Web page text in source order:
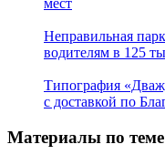
мест
Неправильная
водителям в 125
Типография
с доставкой по
Материалы по